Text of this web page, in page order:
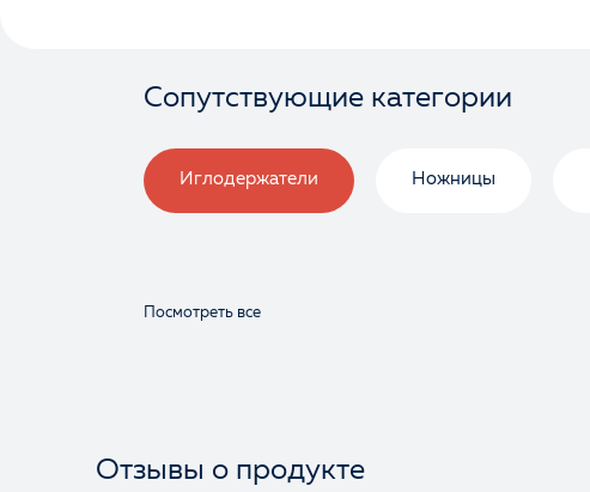
Сопутствующие категории
Иглодержатели Ножницы
Посмотреть все
Отзывы о продукте